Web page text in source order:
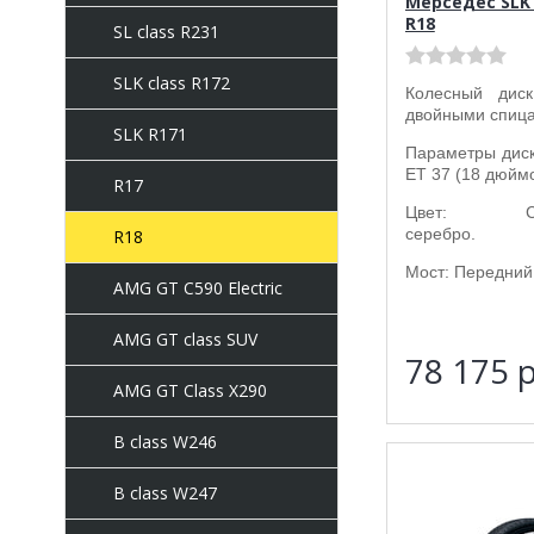
SL class R231
SLK class R172
SLK R171
R17
R18
AMG GT C590 Electric
AMG GT class SUV
AMG GT Class X290
B class W246
B class W247
R18
Колесный
двойными
Параметры
ET 37 (18
Цвет:
серебро.
Мост: Передний
78 175